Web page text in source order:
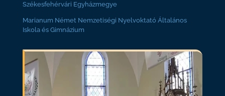
Székesfehérvári Egyházmegye
Marianum Német Nemzetiségi Nyelvoktató Általános
Iskola és Gimnázium